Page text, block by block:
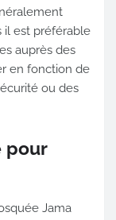
il est préférable
auprès des
en fonction de
ou des
pour
Jama